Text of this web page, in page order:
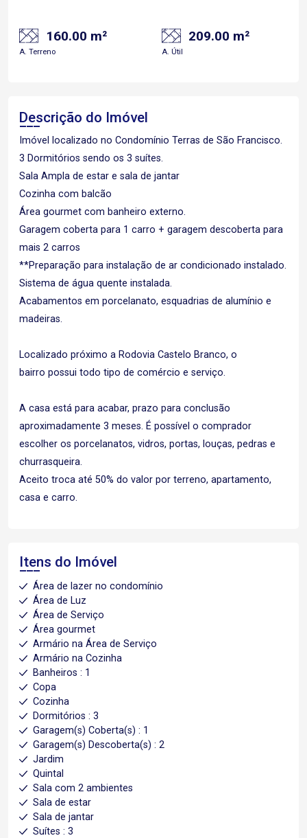
160.00 m²
A. Terreno
209.00 m²
A. Útil
Descrição do Imóvel
Imóvel localizado no Condomínio Terras de São Francisco.
3 Dormitórios sendo os 3 suítes.
Sala Ampla de estar e sala de jantar
Cozinha com balcão
Área gourmet com banheiro externo.
Garagem coberta para 1 carro + garagem descoberta para
mais 2 carros
**Preparação para instalação de ar condicionado instalado.
Sistema de água quente instalada.
Acabamentos em porcelanato, esquadrias de alumínio e
madeiras.
Localizado próximo a Rodovia Castelo Branco, o
bairro possui todo tipo de comércio e serviço.
A casa está para acabar, prazo para conclusão
aproximadamente 3 meses. É possível o comprador
escolher os porcelanatos, vidros, portas, louças, pedras e
churrasqueira.
Aceito troca até 50% do valor por terreno, apartamento,
casa e carro.
Itens do Imóvel
Área de lazer no condomínio
Área de Luz
Área de Serviço
Área gourmet
Armário na Área de Serviço
Armário na Cozinha
Banheiros : 1
Copa
Cozinha
Dormitórios : 3
Garagem(s) Coberta(s) : 1
Garagem(s) Descoberta(s) : 2
Jardim
Quintal
Sala com 2 ambientes
Sala de estar
Sala de jantar
Suítes : 3